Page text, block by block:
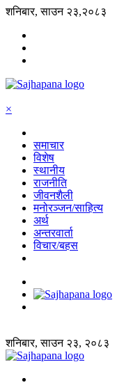
शनिबार, साउन २३,२०८३
×
समाचार
विशेष
स्थानीय
राजनीति
जीवनशैली
मनोरञ्जन/साहित्य
अर्थ
अन्तरवार्ता
विचार/बहस
शनिबार, साउन २३, २०८३